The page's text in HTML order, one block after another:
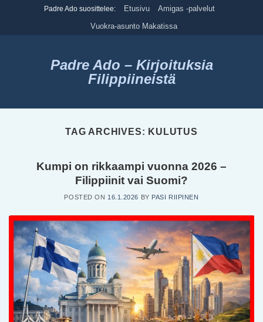
Padre Ado suosittelee: Etusivu
Amigas -palvelut
Vuokra-asunto Makatissa
Padre Ado – Kirjoituksia
Filippiineistä
TAG ARCHIVES: KULUTUS
Kumpi on rikkaampi vuonna 2026 –
Filippiinit vai Suomi?
POSTED ON 16.1.2026 BY PASI RIIPINEN